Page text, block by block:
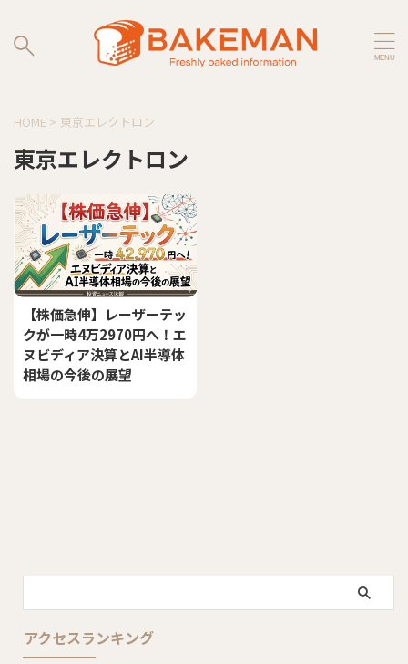
HOME > 東京エレクトロン
東京エレクトロン
【株価急伸】レーザーテッ
クが一時4万2970円へ！エ
ヌビディア決算とAI半導体
相場の今後の展望
アクセスランキング